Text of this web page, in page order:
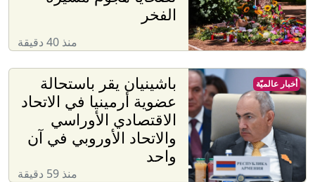
الفخر
منذ 40 دقيقة
باشينيان يقر باستحالة
عضوية أرمينيا في الاتحاد
الاقتصادي الأوراسي
والاتحاد الأوروبي في آن
واحد
منذ 59 دقيقة
أخبار عالميّة